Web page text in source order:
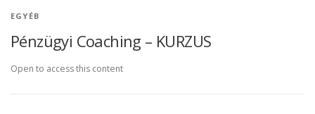
EGYÉB
Pénzügyi Coaching – KURZUS
Open to access this content